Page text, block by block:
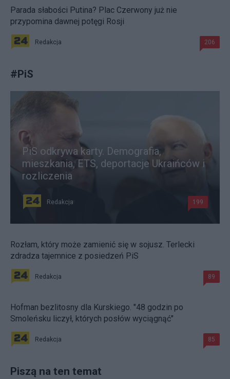
Parada słabości Putina? Plac Czerwony już nie
przypomina dawnej potęgi Rosji
Redakcja 206
#PiS
PiS odkrywa karty. Demografia,
mieszkania, ETS, deportacje Ukraińców i
rozliczenia
Redakcja 199
Rozłam, który może zamienić się w sojusz. Terlecki
zdradza tajemnice z posiedzeń PiS
Redakcja 89
Hofman bezlitosny dla Kurskiego. "48 godzin po
Smoleńsku liczył, których posłów wyciągnąć"
Redakcja 85
Piszą na ten temat